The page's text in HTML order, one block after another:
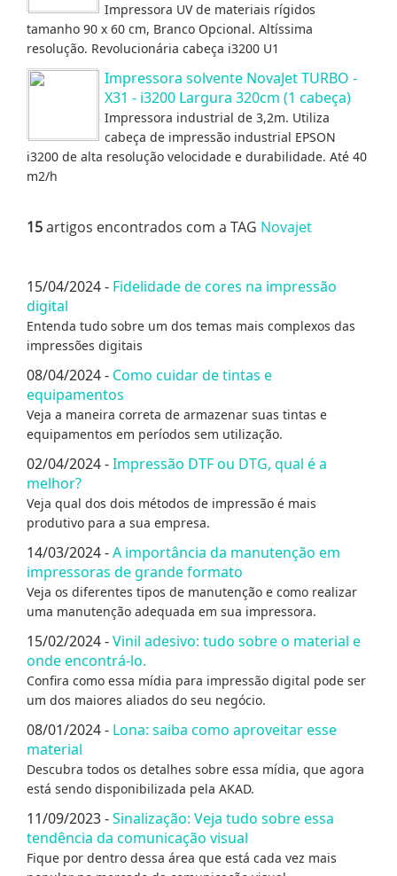
Impressora UV de materiais rígidos
tamanho 90 x 60 cm, Branco Opcional. Altíssima
resolução. Revolucionária cabeça i3200 U1
Impressora solvente NovaJet TURBO -
X31 - i3200 Largura 320cm (1 cabeça)
Impressora industrial de 3,2m. Utiliza
cabeça de impressão industrial EPSON
i3200 de alta resolução velocidade e durabilidade. Até 40
m2/h
15artigos encontrados com a TAG Novajet
15/04/2024 - Fidelidade de cores na impressão
digital
Entenda tudo sobre um dos temas mais complexos das
impressões digitais
08/04/2024 - Como cuidar de tintas e
equipamentos
Veja a maneira correta de armazenar suas tintas e
equipamentos em períodos sem utilização.
02/04/2024 -Impressão DTF ou DTG, qual é a
melhor?
Veja qual dos dois métodos de impressão é mais
produtivo para a sua empresa.
14/03/2024 -A importância da manutenção em
impressoras de grande formato
Veja os diferentes tipos de manutenção e como realizar
uma manutenção adequada em sua impressora.
15/02/2024 -Vinil adesivo: tudo sobre o material e
onde encontrá-lo.
Confira como essa mídia para impressão digital pode ser
um dos maiores aliados do seu negócio.
08/01/2024 - Lona: saiba como aproveitar esse
material
Descubra todos os detalhes sobre essa mídia, que agora
está sendo disponibilizada pela AKAD.
11/09/2023 -Sinalização: Veja tudo sobre essa
tendência da comunicação visual
Fique por dentro dessa área que está cada vez mais